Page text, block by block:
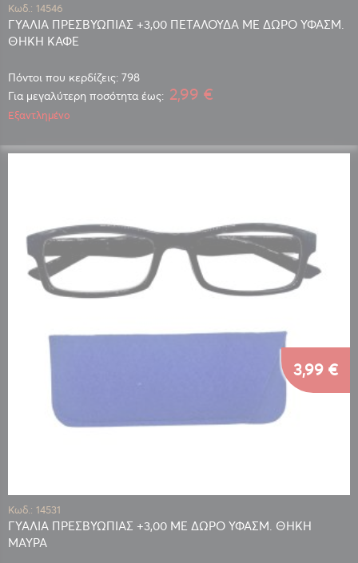
Κωδ.: 14546
ΓΥΑΛΙΑ ΠΡΕΣΒΥΩΠΙΑΣ +3,00 ΠΕΤΑΛΟΥΔΑ ΜΕ ΔΩΡΟ ΥΦΑΣΜ.
ΘΗΚΗ ΚΑΦΕ
Πόντοι που κερδίζεις: 798
Για μεγαλύτερη ποσότητα έως: 2,99 €
Εξαντλημένο
Κωδ.: 14531
ΓΥΑΛΙΑ ΠΡΕΣΒΥΩΠΙΑΣ +3,00 ΜΕ ΔΩΡΟ ΥΦΑΣΜ. ΘΗΚΗ
ΜΑΥΡΑ
3,99 €